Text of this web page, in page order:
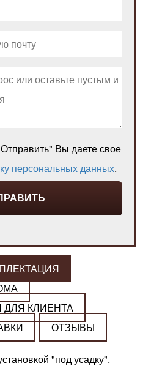
Вы даете свое
персональных данных.
КЛИЕНТА
ОТЗЫВЫ
"под усадку".